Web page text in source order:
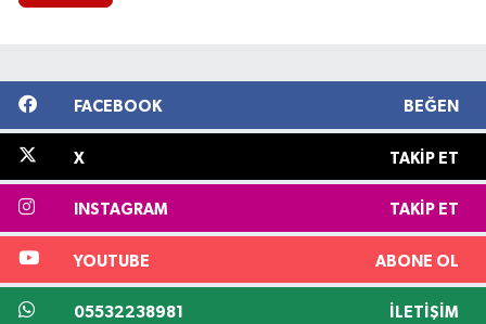
FACEBOOK BEĞEN
X TAKIP ET
INSTAGRAM TAKIP ET
YOUTUBE ABONE OL
05532238981 İLETIŞIM